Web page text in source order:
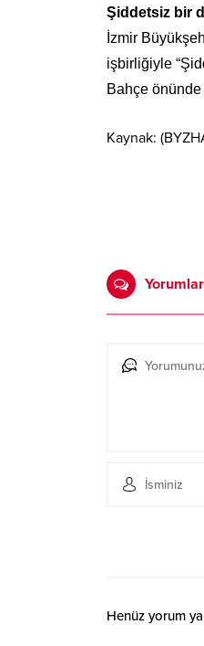
Şiddetsiz bir
İzmir
işbirliğiyle
Bahçe önünde
Kaynak:
Yorumlar
Henüz yorum